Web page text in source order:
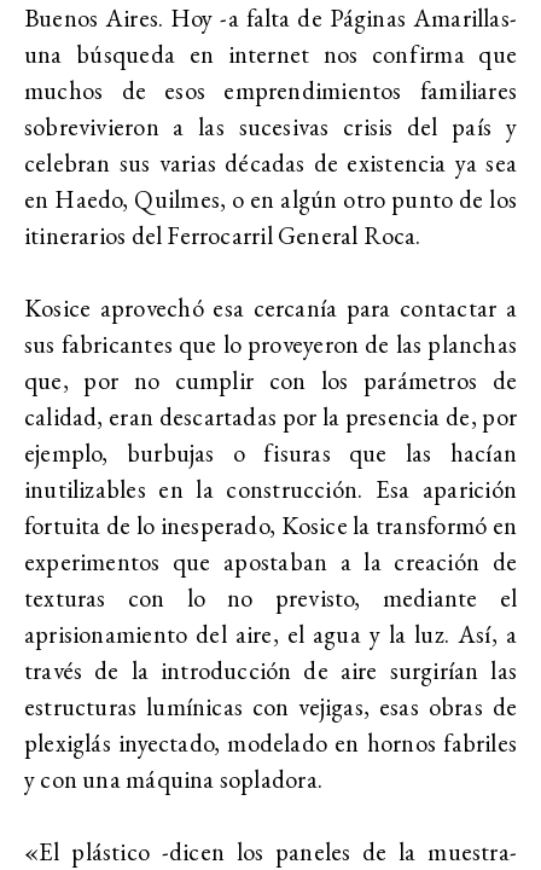
Buenos Aires. Hoy -a falta de Páginas Amarillas-
una búsqueda en internet nos confirma que
muchos de esos emprendimientos familiares
sobrevivieron a las sucesivas crisis del país y
celebran sus varias décadas de existencia ya sea
en Haedo, Quilmes, o en algún otro punto de los
itinerarios del Ferrocarril General Roca.
Kosice aprovechó esa cercanía para contactar a
sus fabricantes que lo proveyeron de las planchas
que, por no cumplir con los parámetros de
calidad, eran descartadas por la presencia de, por
ejemplo, burbujas o fisuras que las hacían
inutilizables en la construcción. Esa aparición
fortuita de lo inesperado, Kosice la transformó en
experimentos que apostaban a la creación de
texturas con lo no previsto, mediante el
aprisionamiento del aire, el agua y la luz. Así, a
través de la introducción de aire surgirían las
estructuras lumínicas con vejigas, esas obras de
plexiglás inyectado, modelado en hornos fabriles
y con una máquina sopladora.
«El plástico -dicen los paneles de la muestra-